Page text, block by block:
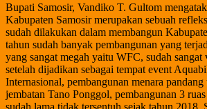
Bupati Samosir, Vandiko T. Gultom
Kabupaten Samosir merupakan sebuah
sudah dilakukan dalam membangun
tahun sudah banyak pembangunan yang
yang sangat megah yaitu WFC, sudah
setelah dijadikan sebagai tempat event
Internasional, pembangunan menara pandang
jembatan Tano Ponggol, pembangunan 3
sudah lama tidak tersentuh sejak tahun 2018.